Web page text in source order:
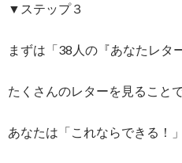
▼ステップ３
まずは「38人の『あなたレタ
たくさんのレターを見ること
あなたは「これならできる！